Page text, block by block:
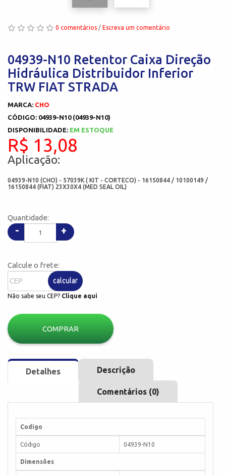
0 comentários / Escreva um comentário
04939-N10 Retentor Caixa Direção
Hidráulica Distribuidor Inferior
TRW FIAT STRADA
MARCA: CHO
CÓDIGO: 04939-N10 (04939-N10)
DISPONIBILIDADE: EM ESTOQUE
R$ 13,08
Aplicação:
04939-N10 (CHO) - 57039K ( KIT - CORTECO) - 16150844 / 10100149 /
16150844 (FIAT) 23X30X4 (MED SEAL OIL)
Quantidade:
- +
Calcule o frete:
calcular
Não sabe seu CEP? Clique aqui
COMPRAR
Detalhes Descrição
Comentários (0)
Codigo
Código 04939-N10
Dimensões